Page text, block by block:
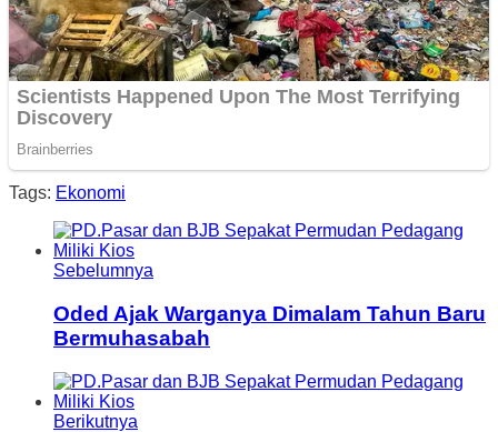
Tags: Ekonomi
Sebelumnya
Oded Ajak Warganya Dimalam Tahun Baru
Bermuhasabah
Berikutnya